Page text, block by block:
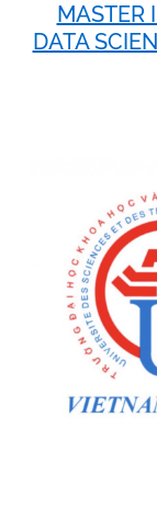
MASTER
DATA